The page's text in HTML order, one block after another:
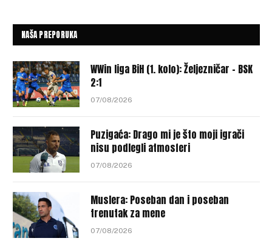
NAŠA PREPORUKA
WWin liga BiH (1. kolo): Željezničar – BSK
2:1
07/08/2026
Puzigaća: Drago mi je što moji igrači
nisu podlegli atmosferi
07/08/2026
Muslera: Poseban dan i poseban
trenutak za mene
07/08/2026